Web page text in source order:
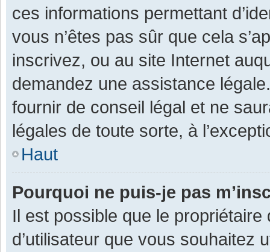
ces informations permettant
vous n’êtes pas sûr que cela
inscrivez, ou au site Internet
demandez une assistance
fournir de conseil légal et ne
légales de toute sorte, à
Haut
Pourquoi ne puis-je pas
Il est possible que le
d’utilisateur que vous souhaitez